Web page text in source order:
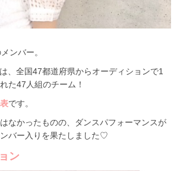
ンバー。
、全国47都道府県からオーディションで1
た47人組のチーム！
です。
なかったものの、ダンスパフォーマンスが
バー入りを果たしました♡
ン